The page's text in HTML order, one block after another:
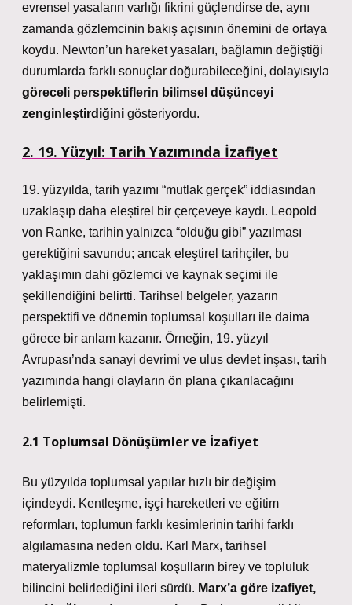
evrensel yasaların varlığı fikrini güçlendirse de, aynı
zamanda gözlemcinin bakış açısının önemini de ortaya
koydu. Newton’un hareket yasaları, bağlamın değiştiği
durumlarda farklı sonuçlar doğurabileceğini, dolayısıyla
göreceli perspektiflerin bilimsel düşünceyi
zenginleştirdiğini gösteriyordu.
2. 19. Yüzyıl: Tarih Yazımında İzafiyet
19. yüzyılda, tarih yazımı “mutlak gerçek” iddiasından
uzaklaşıp daha eleştirel bir çerçeveye kaydı. Leopold
von Ranke, tarihin yalnızca “olduğu gibi” yazılması
gerektiğini savundu; ancak eleştirel tarihçiler, bu
yaklaşımın dahi gözlemci ve kaynak seçimi ile
şekillendiğini belirtti. Tarihsel belgeler, yazarın
perspektifi ve dönemin toplumsal koşulları ile daima
görece bir anlam kazanır. Örneğin, 19. yüzyıl
Avrupası’nda sanayi devrimi ve ulus devlet inşası, tarih
yazımında hangi olayların ön plana çıkarılacağını
belirlemişti.
2.1 Toplumsal Dönüşümler ve İzafiyet
Bu yüzyılda toplumsal yapılar hızlı bir değişim
içindeydi. Kentleşme, işçi hareketleri ve eğitim
reformları, toplumun farklı kesimlerinin tarihi farklı
algılamasına neden oldu. Karl Marx, tarihsel
materyalizmle toplumsal koşulların birey ve topluluk
bilincini belirlediğini ileri sürdü. Marx’a göre izafiyet,